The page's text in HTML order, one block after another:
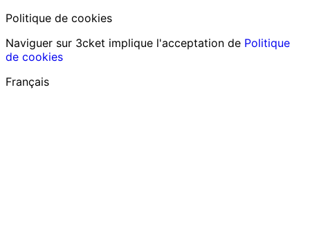
Politique de cookies
Naviguer sur 3cket implique l'acceptation de Politique
de cookies
Français